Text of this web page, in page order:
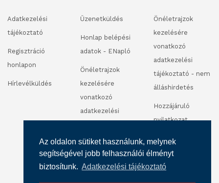
Az oldalon sütiket használunk, melynek
segítségével jobb felhasználói élményt
biztosítunk. Adatkezelési tájékoztató
Adatkezelési
tájékoztató
Regisztráció
honlapon
Hírlevélküldés
Üzenetküldés
Honlap belépési
adatok - ENapló
Önéletrajzok
kezelésére
vonatkozó
adatkezelési
álláshirdetés
Önéletrajzok
kezelésére
vonatkozó
adatkezelési
tájékoztató - nem
álláshirdetés
Hozzájáruló
nyilatkozat
videofelvétel